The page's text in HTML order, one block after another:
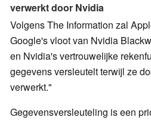
verwerkt door Nvidia
Volgens The Information zal
Google's vloot van Nvidia
en Nvidia's vertrouwelijke
gegevens versleutelt terwijl ze
verwerkt."
Gegevensversleuteling is een